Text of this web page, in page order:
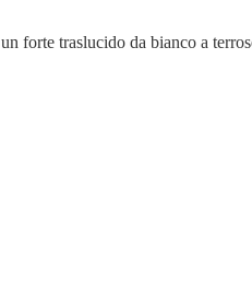
forte traslucido da bianco a